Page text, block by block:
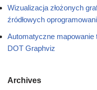
Wizualizacja złożonych
źródłowych
Automatyczne
DOT Graphviz
Archives